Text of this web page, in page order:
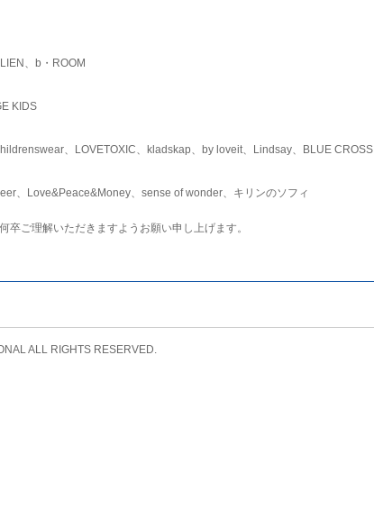
、b・ROOM
KIDS
、LOVETOXIC、kladskap、by loveit、Lindsay、BLUE CROSS
、Love&Peace&Money、sense of wonder、キリンのソフィ
卒ご理解いただきますようお願い申し上げます。